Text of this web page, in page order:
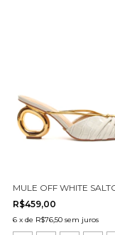
MULE OFF WHITE
R$459,00
6 x de R$76,50 sem juros